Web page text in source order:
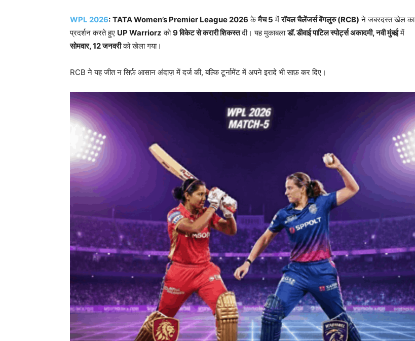
WPL 2026: TATA Women’s Premier League 2026 केमैच 5 मेंरॉयल चैलेंजर्स बेंगलुरु (RCB) ने जबरदस्त खेल का
प्रदर्शन करते हुए UP Warriorz को9विकेट से करारी शिकस्तदी। यह मुकाबलाडॉ. डीवाई पाटिल स्पोर्ट्स अकादमी,नवी मुंबईमें
सोमवार, 12जनवरीको खेला गया।
RCB ने यह जीत न सिर्फ़ आसान अंदाज़ में दर्ज की, बल्कि टूर्नामेंट में अपने इरादे भी साफ़ कर दिए।